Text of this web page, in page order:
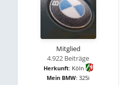
Mitglied
4.922 Beiträge
Herkunft: Köln
Mein BMW: 325i